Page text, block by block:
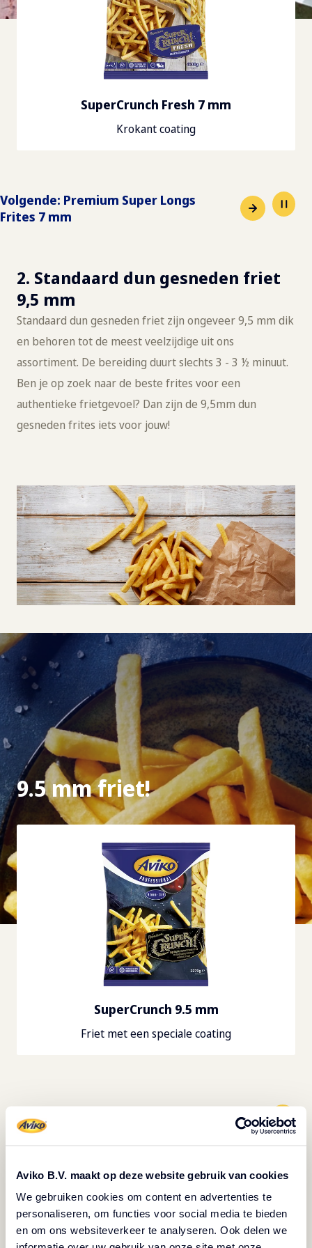
Aviko B.V. maakt op deze website gebruik van cookies
We gebruiken cookies om content en advertenties te
personaliseren, om functies voor social media te bieden
en om ons websiteverkeer te analyseren. Ook delen we
Volgende: Premium Super Longs
Frites 7 mm
SuperCrunch Fresh 7 mm
Krokant coating
2. Standaard dun gesneden friet
9,5 mm
Standaard dun gesneden friet zijn ongeveer 9,5 mm dik
en behoren tot de meest veelzijdige uit ons
assortiment. De bereiding duurt slechts 3 - 3 ½ minuut.
Ben je op zoek naar de beste frites voor een
authentieke frietgevoel? Dan zijn de 9,5mm dun
gesneden frites iets voor jouw!
SuperCrunch 9.5 mm
9.5 mm friet!
SuperCrunch 9.5 mm
Friet met een speciale coating
3. Dik gesneden friet - 14mm
Niet verrassend zijn deze frites dikker van uiterlijk. Dik
gesneden friet blijft over het algemeen langer warm.